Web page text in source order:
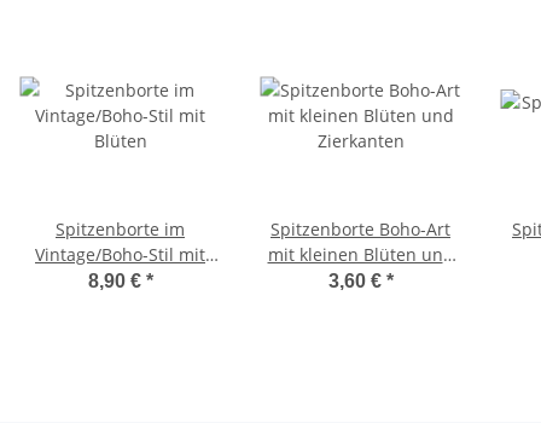
Spitzenborte im
Vintage/Boho-Stil mit
Blüten
8,90 € *
Spitzenborte Boho-Art
mit kleinen Blüten und
Zierkanten
3,60 € *